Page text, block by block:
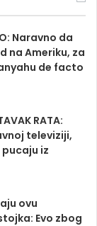
Naravno da
na Ameriku, za
de facto
RATA:
televiziji,
iz
ovu
Evo zbog